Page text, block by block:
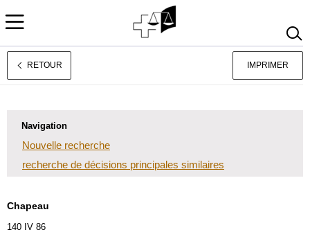
Deutsch
RETOUR IMPRIMER
Navigation
Nouvelle recherche
recherche de décisions principales similaires
Chapeau
140 IV 86